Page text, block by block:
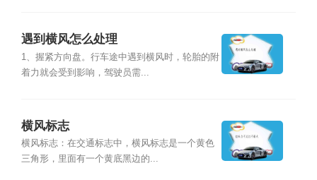
遇到横风怎么处理
1、握紧方向盘。行车途中遇到横风时，轮胎的附
着力就会受到影响，驾驶员需...
横风标志
横风标志：在交通标志中，横风标志是一个黄色
三角形，里面有一个黄底黑边的...